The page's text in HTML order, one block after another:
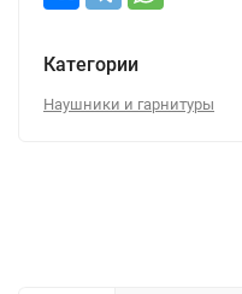
Категории
Наушники и гарнитуры